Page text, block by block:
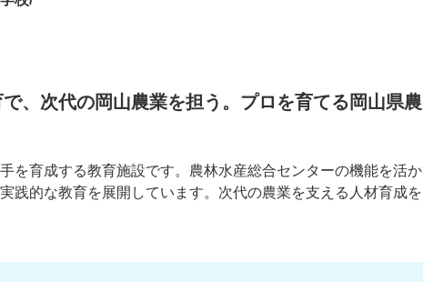
、次代の岡山農業を担う。プロを育てる岡山県農
を育成する教育施設です。農林水産総合センターの機能を活か
践的な教育を展開しています。次代の農業を支える人材育成を